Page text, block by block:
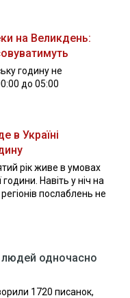
на Великдень:
годину не
до 05:00
в Україні
рік живе в умовах
Навіть у ніч на
послаблень не
людей одночасно
1720 писанок,